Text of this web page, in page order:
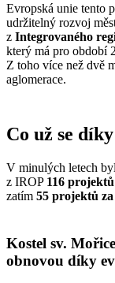
Evropská unie tento
udržitelný rozvoj
z Integrovaného
který má pro období
Z toho více než dvě
aglomerace.
Co už se
V minulých letech
z IROP 116
zatím 55 projektů
Kostel sv.
obnovou díky